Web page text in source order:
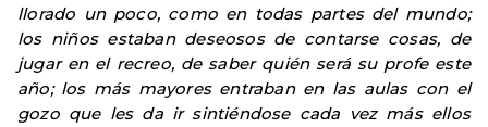
llorado un poco, como en todas partes del mundo;
los niños estaban deseosos de contarse cosas, de
jugar en el recreo, de saber quién será su profe este
año; los más mayores entraban en las aulas con el
gozo que les da ir sintiéndose cada vez más ellos